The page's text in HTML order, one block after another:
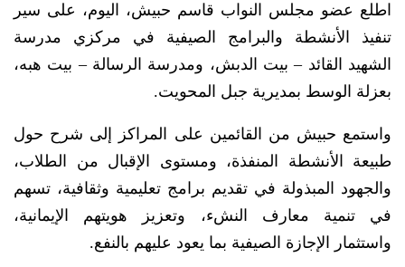
اطلع عضو مجلس النواب قاسم حبيش، اليوم، على سير
تنفيذ الأنشطة والبرامج الصيفية في مركزي مدرسة
الشهيد القائد – بيت الدبش، ومدرسة الرسالة – بيت هبه،
بعزلة الوسط بمديرية جبل المحويت.
واستمع حبيش من القائمين على المراكز إلى شرح حول
طبيعة الأنشطة المنفذة، ومستوى الإقبال من الطلاب،
والجهود المبذولة في تقديم برامج تعليمية وثقافية، تسهم
في تنمية معارف النشء، وتعزيز هويتهم الإيمانية،
واستثمار الإجازة الصيفية بما يعود عليهم بالنفع.